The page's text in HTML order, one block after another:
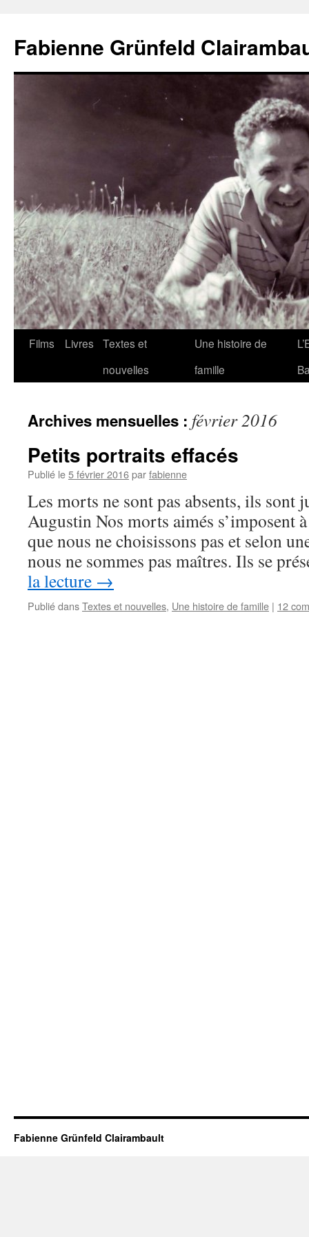
contenu
Fabienne Grünfeld
Films Livres
Textes et
nouvelles
Une histoire de
famille
Archives mensuelles : février 2016
Petits portraits effacés
Publié le5 février 2016parfabienne
Les morts ne sont pas absents, ils sont
Augustin Nos morts aimés s’imposent
que nous ne choisissons pas et selon
nous ne sommes pas maîtres. Ils se
la lecture →
Publié dansTextes et nouvelles, Une histoire de famille | 12
Fabienne Grünfeld Clairambault